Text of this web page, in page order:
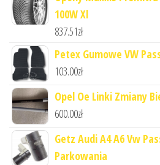
100W Xl
837.51zł
Petex Gumowe VW
103.00zł
Opel Oe Linki Zmiany
600.00zł
Getz Audi A4 A6 Vw
Parkowania